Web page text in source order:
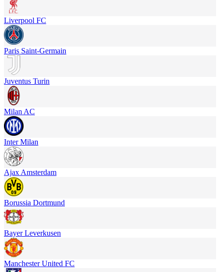
Liverpool FC
Paris Saint-Germain
Juventus Turin
Milan AC
Inter Milan
Ajax Amsterdam
Borussia Dortmund
Bayer Leverkusen
Manchester United FC